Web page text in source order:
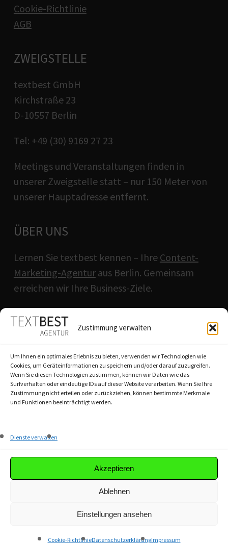
Zustimmung verwalten
Um Ihnen ein optimales Erlebnis zu bieten, verwenden wir Technologien wie
Cookies, um Geräteinformationen zu speichern und/oder darauf zuzugreifen.
Wenn Sie diesen Technologien zustimmen, können wir Daten wie das
Surfverhalten oder eindeutige IDs auf dieser Website verarbeiten. Wenn Sie Ihre
Zustimmung nicht erteilen oder zurückziehen, können bestimmte Merkmale
und Funktionen beeinträchtigt werden.
Dienste verwalten
Akzeptieren
Ablehnen
Einstellungen ansehen
Cookie-RichtlinieDatenschutzerklärungImpressum
Cookie-Richtlinie
AGB
ZWEIGSTELLE
textbest GmbH
Kirchstraße 23
D-10557 Berlin
Tel: +49 (30) 9169 27 23
Meetings und Veranstaltungen finden in
unserer Zweigstelle statt – nur 150 Meter von
unserer Hauptadresse entfernt.
ÜBER UNS
Lernen Sie textbest kennen – Ihre Content-
Marketing-Agenturaus Berlin. Gemeinsam
erreichen wir Ihre Business-Ziele.
QUICKLINKS
Textbest-Prinzip
Workshops
Referenzen
Karriere
instagram